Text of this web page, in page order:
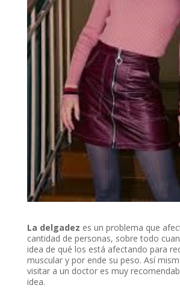
La delgadez es un problema que
cantidad de personas, sobre todo
idea de qué los está afectando para
muscular y por ende su peso. Así
visitar a un doctor es muy
idea.